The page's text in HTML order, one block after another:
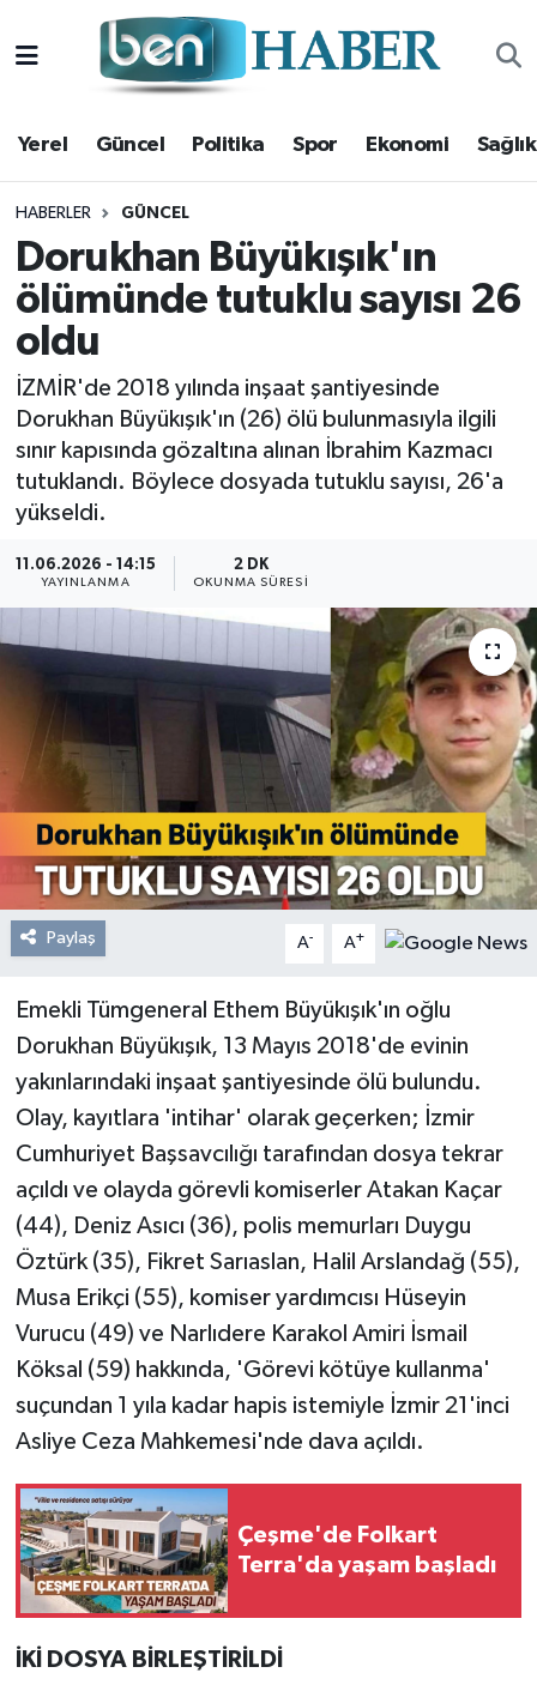
Yerel Güncel Politika Spor Ekonomi Sağlık
HABERLER GÜNCEL
Dorukhan Büyükışık'ın
ölümünde tutuklu sayısı 26
oldu
İZMİR'de 2018 yılında inşaat şantiyesinde
Dorukhan Büyükışık'ın (26) ölü bulunmasıyla ilgili
sınır kapısında gözaltına alınan İbrahim Kazmacı
tutuklandı. Böylece dosyada tutuklu sayısı, 26'a
yükseldi.
11.06.2026 - 14:15
YAYINLANMA
2 DK
OKUNMA SÜRESI
Paylaş A- A+
Emekli Tümgeneral Ethem Büyükışık'ın oğlu
Dorukhan Büyükışık, 13 Mayıs 2018'de evinin
yakınlarındaki inşaat şantiyesinde ölü bulundu.
Olay, kayıtlara 'intihar' olarak geçerken; İzmir
Cumhuriyet Başsavcılığı tarafından dosya tekrar
açıldı ve olayda görevli komiserler Atakan Kaçar
(44), Deniz Asıcı (36), polis memurları Duygu
Öztürk (35), Fikret Sarıaslan, Halil Arslandağ (55),
Musa Erikçi (55), komiser yardımcısı Hüseyin
Vurucu (49) ve Narlıdere Karakol Amiri İsmail
Köksal (59) hakkında, 'Görevi kötüye kullanma'
suçundan 1 yıla kadar hapis istemiyle İzmir 21'inci
Asliye Ceza Mahkemesi'nde dava açıldı.
Çeşme'de Folkart
Terra'da yaşam başladı
İKİ DOSYA BİRLEŞTİRİLDİ
Yerel
Güncel
Politika
Spor
Ekonomi
Sağlık
Magazin
Kültür Sanat
Resmi Reklam
Röportajlar
Hava Durumu
Trafik Durumu
Süper Lig Puan Durumu ve Fikstür
Tüm Manşetler
Son Dakika Haberleri
Haber Arşivi